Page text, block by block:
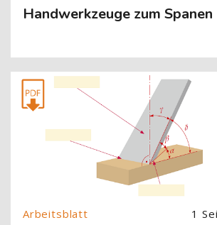
Handwerkzeuge zum Spanen
[Cocoon] About (Text with Image)
1